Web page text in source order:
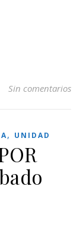
Sin comentarios
, UNIDAD